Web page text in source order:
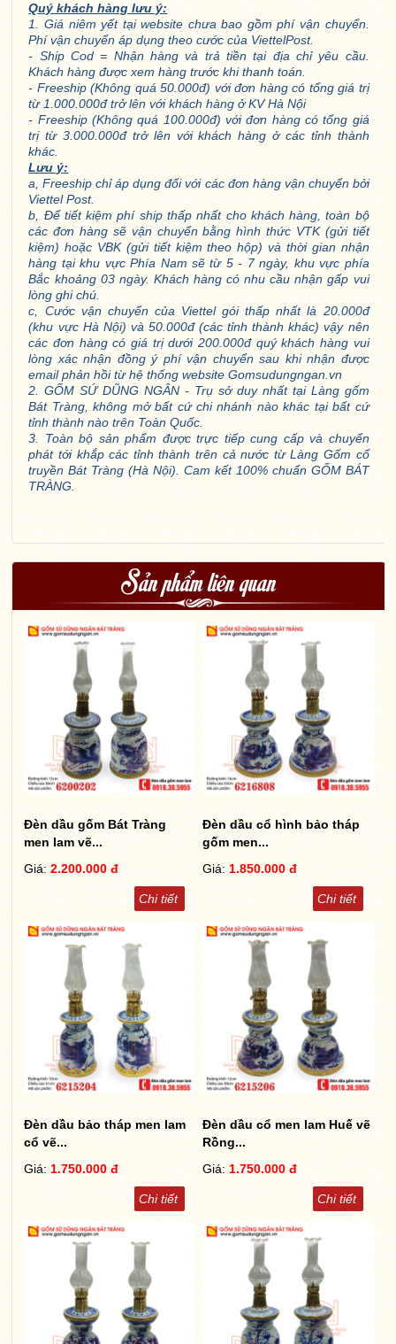
Quý khách hàng lưu ý:
1. Giá niêm yết tại website chưa bao gồm phí vận chuyển.
Phí vận chuyển áp dụng theo cước của ViettelPost.
- Ship Cod = Nhận hàng và trả tiền tại địa chỉ yêu cầu.
Khách hàng được xem hàng trước khi thanh toán.
- Freeship (Không quá 50.000đ) với đơn hàng có tổng giá trị
từ 1.000.000đ trở lên với khách hàng ở KV Hà Nội
- Freeship (Không quá 100.000đ) với đơn hàng có tổng giá
trị từ 3.000.000đ trở lên với khách hàng ở các tỉnh thành
khác.
Lưu ý:
a, Freeship chỉ áp dụng đối với các đơn hàng vận chuyển bởi
Viettel Post.
b, Để tiết kiệm phí ship thấp nhất cho khách hàng, toàn bộ
các đơn hàng sẽ vận chuyển bằng hình thức VTK (gửi tiết
kiệm) hoặc VBK (gửi tiết kiệm theo hộp) và thời gian nhận
hàng tại khu vực Phía Nam sẽ từ 5 - 7 ngày, khu vực phía
Bắc khoảng 03 ngày. Khách hàng có nhu cầu nhận gấp vui
lòng ghi chú.
c, Cước vận chuyển của Viettel gói thấp nhất là 20.000đ
(khu vực Hà Nội) và 50.000đ (các tỉnh thành khác) vậy nên
các đơn hàng có giá trị dưới 200.000đ quý khách hàng vui
lòng xác nhận đồng ý phí vận chuyển sau khi nhận được
email phản hồi từ hệ thống website Gomsudungngan.vn
2. GỐM SỨ DŨNG NGÂN - Trụ sở duy nhất tại Làng gốm
Bát Tràng, không mở bất cứ chi nhánh nào khác tại bất cứ
tỉnh thành nào trên Toàn Quốc.
3. Toàn bộ sản phẩm được trực tiếp cung cấp và chuyển
phát tới khắp các tỉnh thành trên cả nước từ Làng Gốm cổ
truyền Bát Tràng (Hà Nội). Cam kết 100% chuẩn GỐM BÁT
TRÀNG.
Sản phẩm liên quan
Đèn dầu gốm Bát Tràng
men lam vẽ...
Giá:2.200.000 đ
Chi tiết
Đèn dầu cổ hình bảo tháp
gốm men...
Giá: 1.850.000 đ
Chi tiết
Đèn dầu bảo tháp men lam
cổ vẽ...
Giá:1.750.000 đ
Chi tiết
Đèn dầu cổ men lam Huế vẽ
Rồng...
Giá: 1.750.000 đ
Chi tiết